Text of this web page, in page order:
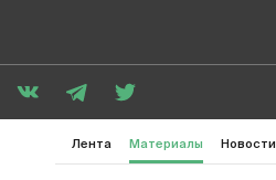
Лента Материалы Новости